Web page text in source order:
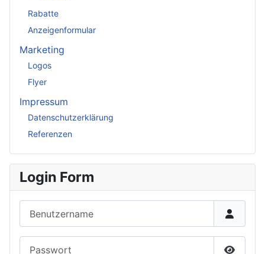
Rabatte
Anzeigenformular
Marketing
Logos
Flyer
Impressum
Datenschutzerklärung
Referenzen
Login Form